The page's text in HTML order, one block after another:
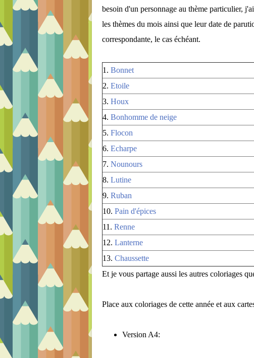
besoin d'un personnage au thème particulier,
les thèmes du mois ainsi que leur date de
correspondante, le cas échéant.
1. Bonnet
2. Etoile
3. Houx
4. Bonhomme de neige
5. Flocon
6. Echarpe
7. Nounours
8. Lutine
9. Ruban
10. Pain d'épices
11. Renne
12. Lanterne
13. Chaussette
Et je vous partage aussi les autres coloriages
Place aux coloriages de cette année et aux
Version A4: